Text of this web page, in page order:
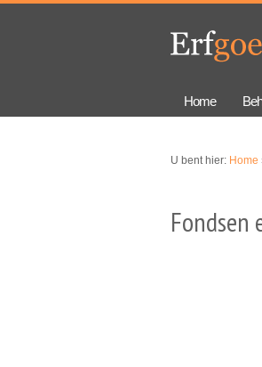
Home
U bent hier: Home
Fondsen